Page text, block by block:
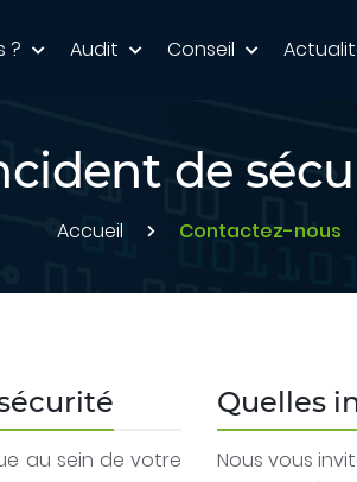
? Audit Conseil
de
Accueil Contactez-nous
au sein de votre
Quelles
Nous vous